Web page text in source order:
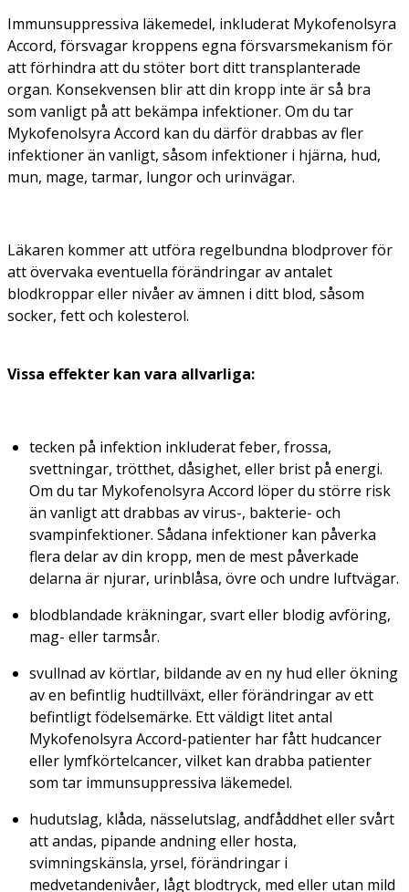
Immunsuppressiva läkemedel, inkluderat Mykofenolsyra
Accord, försvagar kroppens egna försvarsmekanism för
att förhindra att du stöter bort ditt transplanterade
organ. Konsekvensen blir att din kropp inte är så bra
som vanligt på att bekämpa infektioner. Om du tar
Mykofenolsyra Accord kan du därför drabbas av fler
infektioner än vanligt, såsom infektioner i hjärna, hud,
mun, mage, tarmar, lungor och urinvägar.
Läkaren kommer att utföra regelbundna blodprover för
att övervaka eventuella förändringar av antalet
blodkroppar eller nivåer av ämnen i ditt blod, såsom
socker, fett och kolesterol.
Vissa effekter kan vara allvarliga:
tecken på infektion inkluderat feber, frossa,
svettningar, trötthet, dåsighet, eller brist på energi.
Om du tar Mykofenolsyra Accord löper du större risk
än vanligt att drabbas av virus-, bakterie- och
svampinfektioner. Sådana infektioner kan påverka
flera delar av din kropp, men de mest påverkade
delarna är njurar, urinblåsa, övre och undre luftvägar.
blodblandade kräkningar, svart eller blodig avföring,
mag- eller tarmsår.
svullnad av körtlar, bildande av en ny hud eller ökning
av en befintlig hudtillväxt, eller förändringar av ett
befintligt födelsemärke. Ett väldigt litet antal
Mykofenolsyra Accord-patienter har fått hudcancer
eller lymfkörtelcancer, vilket kan drabba patienter
som tar immunsuppressiva läkemedel.
hudutslag, klåda, nässelutslag, andfåddhet eller svårt
att andas, pipande andning eller hosta,
svimningskänsla, yrsel, förändringar i
medvetandenivåer, lågt blodtryck, med eller utan mild